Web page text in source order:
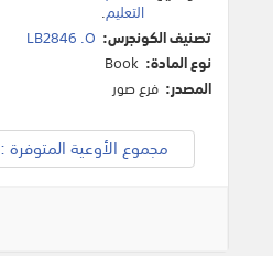
التعليم.
تصنيف الكونجرس: LB2846 .O
نوع المادة: Book
المصدر: فرع صور
مجموع الأوعية المتوفرة : 1